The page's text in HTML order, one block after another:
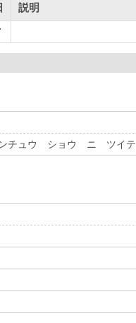
説明
チュウ ショウ ニ ツイテ